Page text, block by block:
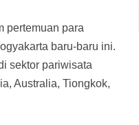
pertemuan para
baru-baru ini.
sektor pariwisata
Australia, Tiongkok,